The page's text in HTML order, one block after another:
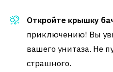
Откройте крышку
приключению! Вы
вашего унитаза. Не
страшного.